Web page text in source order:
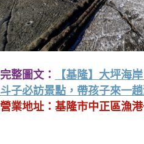
完整圖文：
【基隆】大坪海
斗子必訪景點，帶孩子來一
營業地址：基隆市中正區漁